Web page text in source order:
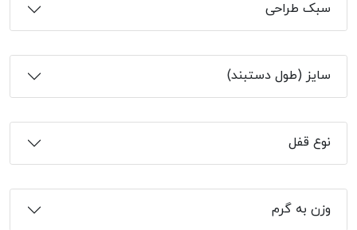
سبک طراحی
سایز (طول دستبند)
نوع قفل
وزن به گرم